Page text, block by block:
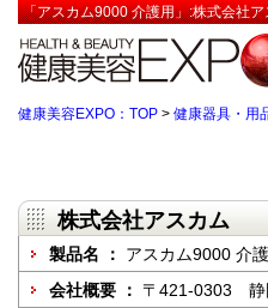
「アスカム9000 介護用」:株式会社
健康美容EXPO：TOP > 健康器具・用
株式会社アスカム
製品名 ： アスカム9000 介
会社概要 ： 〒421-0303 静